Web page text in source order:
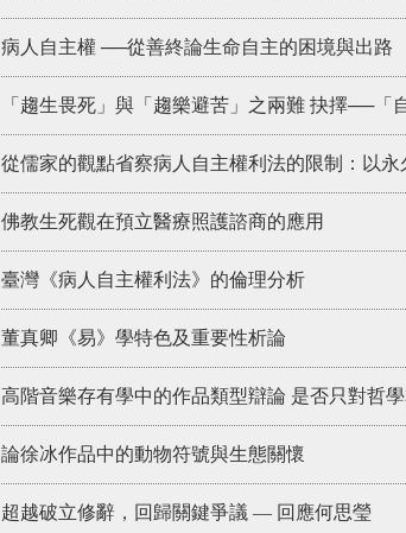
病人自主權 ──從善終論生命自主的困境與出路
「趨生畏死」與「趨樂避苦」之兩難 抉擇──「
從儒家的觀點省察病人自主權利法的限制：以永
佛教生死觀在預立醫療照護諮商的應用
臺灣《病人自主權利法》的倫理分析
董真卿《易》學特色及重要性析論
高階音樂存有學中的作品類型辯論 是否只對哲
論徐冰作品中的動物符號與生態關懷
超越破立修辭，回歸關鍵爭議 — 回應何思瑩